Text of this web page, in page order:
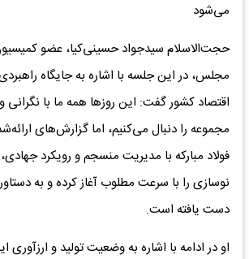
می‌شود
حجت‌الاسلام سیدجواد حسینی‌کیا، عضو
مجلس، در این جلسه با اشاره به جایگاه راهبردی
اقتصاد کشور گفت: این روزها همه ما با
مجموعه را دنبال می‌کنیم، اما گزارش‌های
فولاد مبارکه با مدیریت منسجم و رویکرد
نوسازی را با سرعت مطلوب آغاز کرده و به
دست یافته است.
او در ادامه با اشاره به وضعیت تولید و